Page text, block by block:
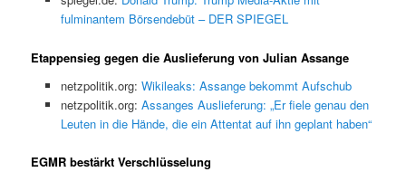
fulminantem Börsendebüt – DER SPIEGEL
Etappensieg gegen die Auslieferung von Julian Assange
netzpolitik.org: Wikileaks: Assange bekommt Aufschub
netzpolitik.org: Assanges Auslieferung: „Er fiele genau den
Leuten in die Hände, die ein Attentat auf ihn geplant haben“
EGMR bestärkt Verschlüsselung